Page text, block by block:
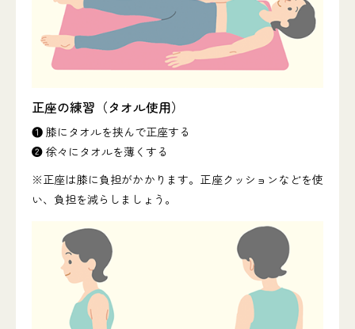
正座の練習（タオル使用）
❶ 膝にタオルを挟んで正座する
❷ 徐々にタオルを薄くする
※正座は膝に負担がかかります。正座クッションなどを使
い、負担を減らしましょう。